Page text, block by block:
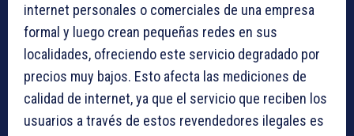
internet personales o comerciales de una empresa
formal y luego crean pequeñas redes en sus
localidades, ofreciendo este servicio degradado por
precios muy bajos. Esto afecta las mediciones de
calidad de internet, ya que el servicio que reciben los
usuarios a través de estos revendedores ilegales es